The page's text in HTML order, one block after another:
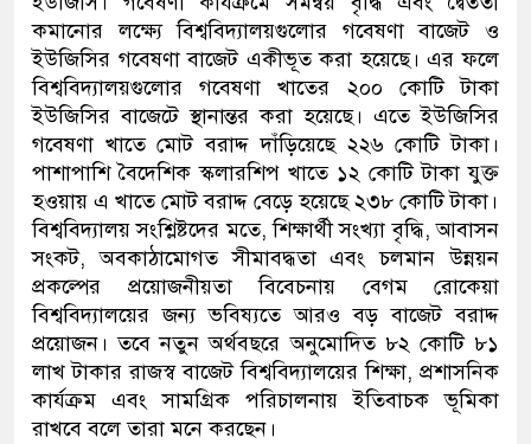
কমানোর লক্ষ্যে বিশ্ববিদ্যালয়গুলোর গবেষণা বাজেট ও
ইউজিসির গবেষণা বাজেট একীভূত করা হয়েছে। এর ফলে
বিশ্ববিদ্যালয়গুলোর গবেষণা খাতের ২০০ কোটি টাকা
ইউজিসির বাজেটে স্থানান্তর করা হয়েছে। এতে ইউজিসির
গবেষণা খাতে মোট বরাদ্দ দাঁড়িয়েছে ২২৬ কোটি টাকা।
পাশাপাশি বৈদেশিক স্কলারশিপ খাতে ১২ কোটি টাকা যুক্ত
হওয়ায় এ খাতে মোট বরাদ্দ বেড়ে হয়েছে ২৩৮ কোটি টাকা।
বিশ্ববিদ্যালয় সংশ্লিষ্টদের মতে, শিক্ষার্থী সংখ্যা বৃদ্ধি, আবাসন
সংকট, অবকাঠামোগত সীমাবদ্ধতা এবং চলমান উন্নয়ন
প্রকল্পের প্রয়োজনীয়তা বিবেচনায় বেগম রোকেয়া
বিশ্ববিদ্যালয়ের জন্য ভবিষ্যতে আরও বড় বাজেট বরাদ্দ
প্রয়োজন। তবে নতুন অর্থবছরে অনুমোদিত ৮২ কোটি ৮১
লাখ টাকার রাজস্ব বাজেট বিশ্ববিদ্যালয়ের শিক্ষা, প্রশাসনিক
কার্যক্রম এবং সামগ্রিক পরিচালনায় ইতিবাচক ভূমিকা
রাখবে বলে তারা মনে করছেন।